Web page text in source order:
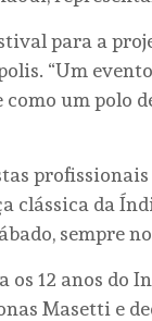
para a
“Um
um polo
clássica da
sempre
os 12 anos do
Masetti e